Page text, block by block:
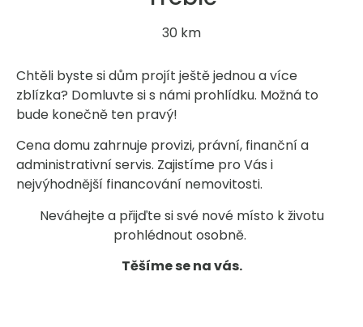
30 km
Chtěli byste si dům projít ještě jednou a více
zblízka? Domluvte si s námi prohlídku. Možná to
bude konečně ten pravý!
Cena domu zahrnuje provizi, právní, finanční a
administrativní servis. Zajistíme pro Vás i
nejvýhodnější financování nemovitosti.
Neváhejte a přijďte si své nové místo k životu
prohlédnout osobně.
Těšíme se na vás.